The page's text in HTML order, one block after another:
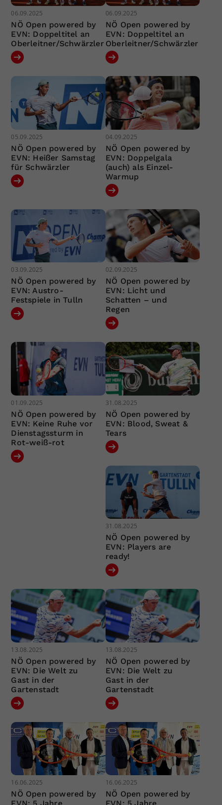
06.09.2025
NÖ Open powered by
EVN: Doppeltitel an
Oberleitner/Schwärzler
06.09.2025
NÖ Open powered by
EVN: Doppeltitel an
Oberleitner/Schwärzler
05.09.2025
NÖ Open powered by
EVN: Heißer Samstag
für Schwärzler
04.09.2025
NÖ Open powered by
EVN: Doppelgala
(auch) als Einzel-
Warmup
03.09.2025
NÖ Open powered by
EVN: Austro-
Festspiele in Tulln
02.09.2025
NÖ Open powered by
EVN: Licht und
Schatten – und
Regen
01.09.2025
NÖ Open powered by
EVN: Keine Ruhe vor
Dienstagssturm in
Rot-weiß-rot
31.08.2025
NÖ Open powered by
EVN: Blood, Sweat &
Tears
31.08.2025
NÖ Open powered by
EVN: Players are
ready!
13.08.2025
NÖ Open powered by
EVN: Die Welt zu
Gast in der
Gartenstadt
13.08.2025
NÖ Open powered by
EVN: Die Welt zu
Gast in der
Gartenstadt
16.06.2025
NÖ Open powered by
16.06.2025
NÖ Open powered by